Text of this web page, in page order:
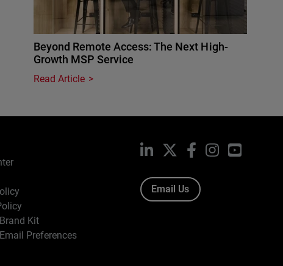
Beyond Remote Access: The Next High-
Growth MSP Service
Read Article
Kit
Preferences
LinkedIn Facebook
InstagramYouTube
Email Us